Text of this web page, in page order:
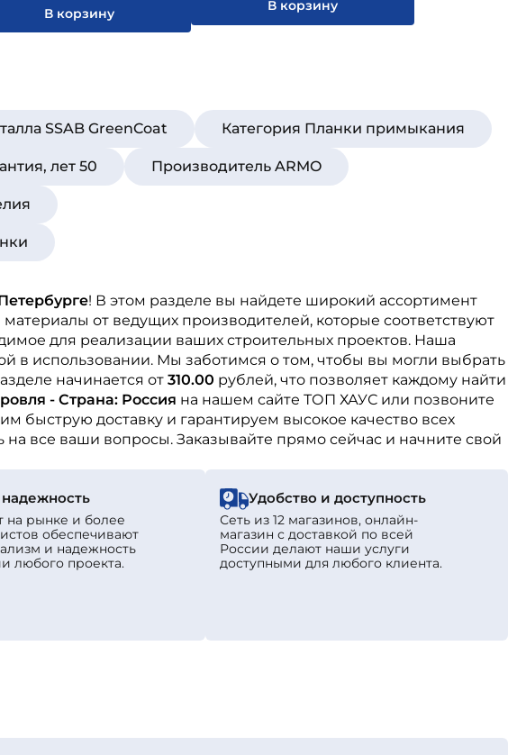
В корзину В корзину
SSAB GreenCoat Категория Планки примыкания
лет 50 Производитель ARMO
! В этом разделе вы найдете широкий ассортимент
от ведущих производителей, которые соответствуют
для реализации ваших строительных проектов. Наша
в использовании. Мы заботимся о том, чтобы вы могли выбрать
начинается от 310.00 рублей, что позволяет каждому найти
- Страна: Россия на нашем сайте ТОП ХАУС или позвоните
доставку и гарантируем высокое качество всех
все ваши вопросы. Заказывайте прямо сейчас и начните свой
на рынке и более
обеспечивают
и надежность
любого проекта.
Удобство и доступность
Сеть из 12 магазинов, онлайн-
магазин с доставкой по всей
России делают наши услуги
доступными для любого клиента.